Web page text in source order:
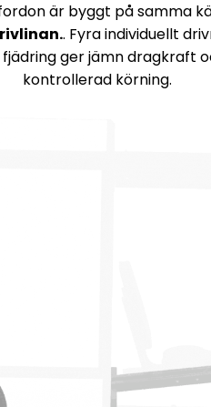
är byggt på samma
. Fyra individuellt
ger jämn dragkraft
kontrollerad körning.